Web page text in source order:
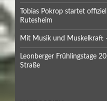
Tobias Pokrop startet
Rutesheim
Mit Musik und Muskelkraft
Leonberger Frühlingstage
Straße